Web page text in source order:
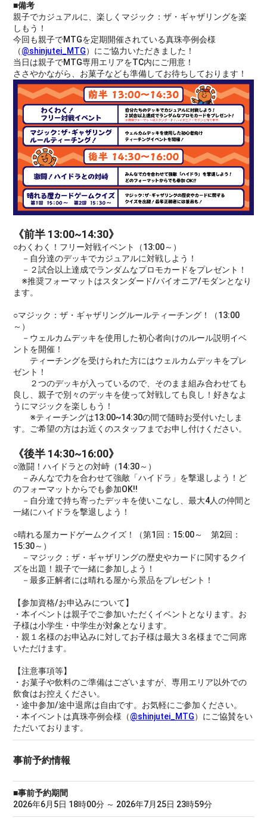
■備考
親子でカジュアルに、楽しくマジック：ザ・ギャザリングを楽
しもう！
今回も親子でMTGを定期開催されている真珠亭例会様
（@shinjutei_MTG）にご協力いただきました！
当日は親子でMTG専用エリアをTC内にご用意！
ささやかながら、お菓子なども準備してお待ちしております！
《前半 13:00~14:30》
○わくわく！フリー対戦イベント（13:00～）
－自分達のデッキでカジュアルに対戦しよう！
－２試合以上達成でランダムなプロモカードをプレゼント！
※推奨フォーマットはスタンダード/パイオニア/モダンとなり
ます。
○マジック：ザ・ギャザリングルールティーチング！（13:00
～）
－ウェルカムデッキを使用した初心者向けのルール説明イベ
ントを開催！
ティーチングを受けられた方にはウェルカムデッキをプレ
ゼント！
２つのデッキが入っているので、そのまま組み合わせても
良し、親子で別々のデッキを使って対戦しても良し！好きなよ
うにマジックを楽しもう！
※ティーチングは13:00~14:30の間で随時お受付いたしま
す。ご希望の方はお近くのスタッフまでお申し付けください。
《後半 14:30~16:00》
○激闘！ハイドラとの対峙（14:30～）
－みんなで力を合わせて強敵「ハイドラ」を撃退しよう！ど
のフォーマットからでも参加OK!!
－自分達で持ち寄ったデッキを使いこなし、最大4人の仲間と
一緒にハイドラを撃退しよう！
○晴れる屋カードゲームクイズ！（第1回：15:00～ 第2回：
15:30～）
－マジック：ザ・ギャザリングの歴史やカードに関するクイ
ズを出題！親子で一緒に参加しよう！
－最多正解者には晴れる屋から景品をプレゼント！
【参加資格/お申込みについて】
・本イベントは親子でご参加いただくイベントとなります。お
子様は小学生・中学生が対象となります。
・親１名様のお申込みに対してお子様は最大３名様までご同席
いただけます。
【注意事項等】
・お菓子や飲料のご準備はございますが、専用エリア以外での
飲食はお控えください。
・途中参加/途中退席は自由です。お気軽にご参加ください。
・本イベントは真珠亭例会様（@shinjutei_MTG）にご協賛をい
ただいております。
事前予約情報
■事前予約期間
2026年6月5日 18時00分 ～ 2026年7月25日 23時59分